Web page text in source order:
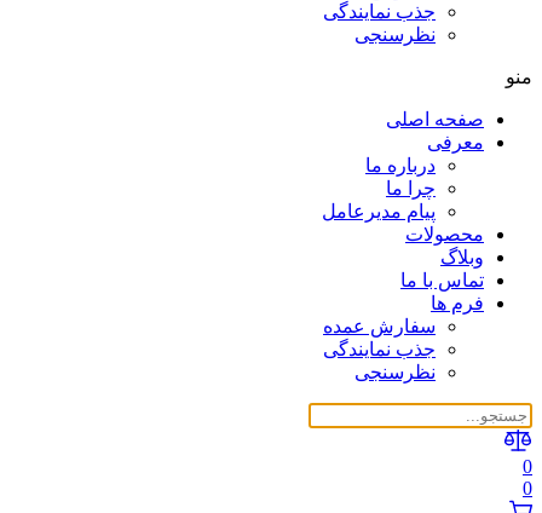
جذب نمایندگی
نظرسنجی
منو
صفحه اصلی
معرفی
درباره ما
چرا ما
پیام مدیرعامل
محصولات
وبلاگ
تماس با ما
فرم ها
سفارش عمده
جذب نمایندگی
نظرسنجی
0
0